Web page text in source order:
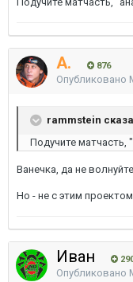
A. 876
Опубликовано
rammstein
Подучите матчасть,
Ванечка, да не
Но - не с этим
Иван
Опубликовано